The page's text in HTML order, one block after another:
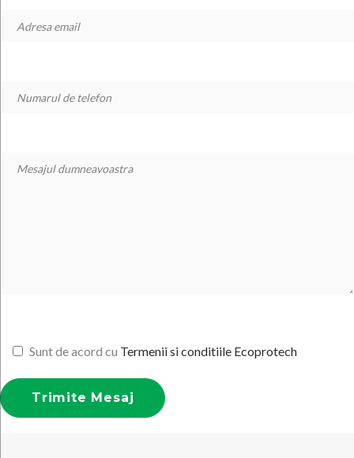
Sunt de acord cu Termenii si conditiile Ecoprotech